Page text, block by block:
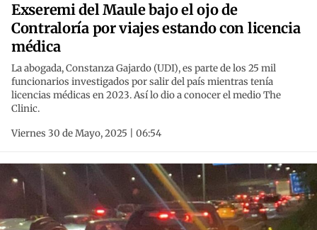
Exseremi del Maule bajo el ojo de
Contraloría por viajes estando con licencia
médica
La abogada, Constanza Gajardo (UDI), es parte de los 25 mil
funcionarios investigados por salir del país mientras tenía
licencias médicas en 2023. Así lo dio a conocer el medio The
Clinic.
Viernes 30 de Mayo, 2025 | 06:54